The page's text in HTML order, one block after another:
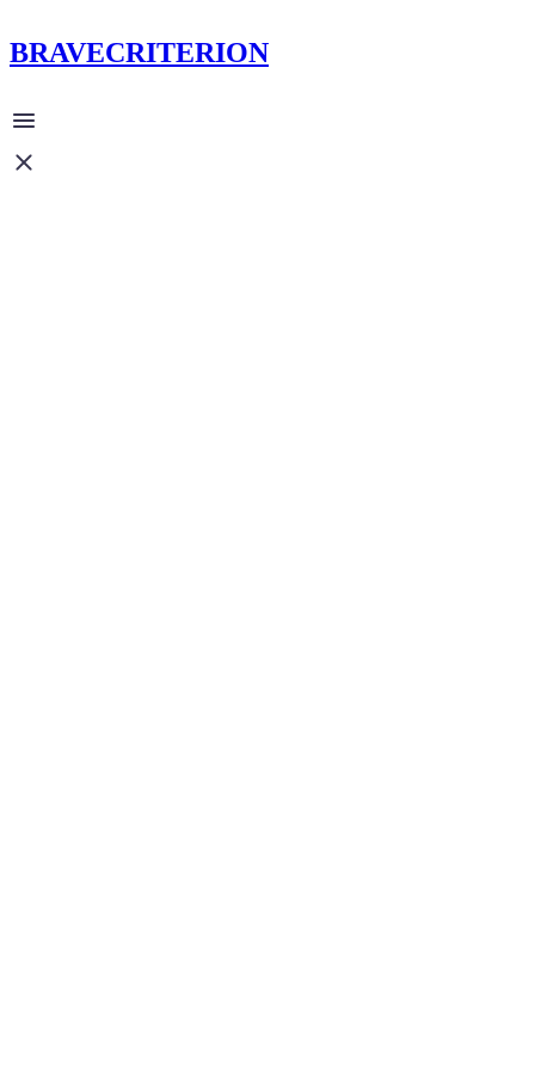
BRAVECRITERION